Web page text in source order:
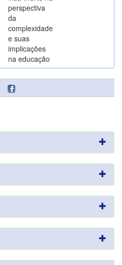
perspectiva
da
complexidade
e suas
implicações
na educação